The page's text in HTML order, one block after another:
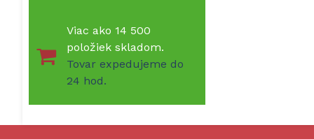
Viac ako 14 500
položiek skladom.
Tovar expedujeme do
24 hod.